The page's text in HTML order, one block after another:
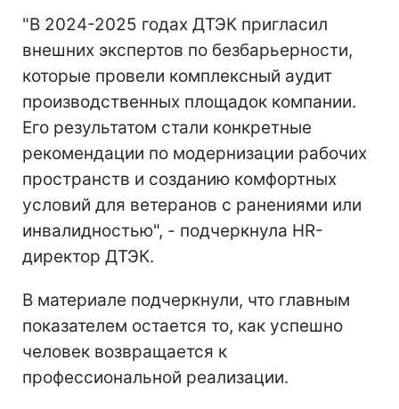
"В 2024-2025 годах ДТЭК пригласил
внешних экспертов по безбарьерности,
которые провели комплексный аудит
производственных площадок компании.
Его результатом стали конкретные
рекомендации по модернизации рабочих
пространств и созданию комфортных
условий для ветеранов с ранениями или
инвалидностью", - подчеркнула HR-
директор ДТЭК.
В материале подчеркнули, что главным
показателем остается то, как успешно
человек возвращается к
профессиональной реализации.